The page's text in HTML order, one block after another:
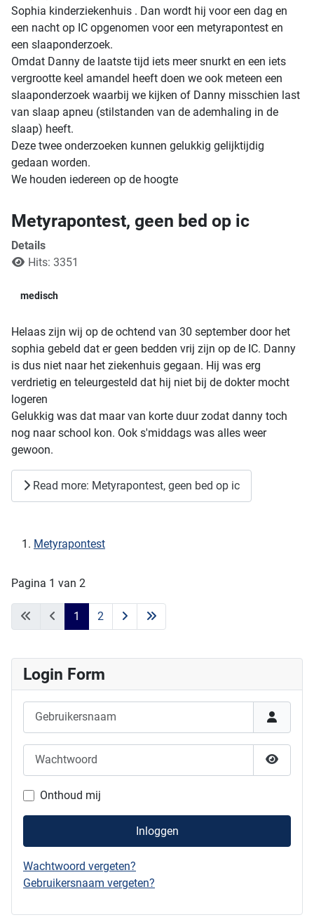
Sophia kinderziekenhuis . Dan wordt hij voor een dag en
een nacht op IC opgenomen voor een metyrapontest en
een slaaponderzoek.
Omdat Danny de laatste tijd iets meer snurkt en een iets
vergrootte keel amandel heeft doen we ook meteen een
slaaponderzoek waarbij we kijken of Danny misschien last
van slaap apneu (stilstanden van de ademhaling in de
slaap) heeft.
Deze twee onderzoeken kunnen gelukkig gelijktijdig
gedaan worden.
We houden iedereen op de hoogte
Metyrapontest, geen bed op ic
Details
Hits: 3351
medisch
Helaas zijn wij op de ochtend van 30 september door het
sophia gebeld dat er geen bedden vrij zijn op de IC. Danny
is dus niet naar het ziekenhuis gegaan. Hij was erg
verdrietig en teleurgesteld dat hij niet bij de dokter mocht
logeren
Gelukkig was dat maar van korte duur zodat danny toch
nog naar school kon. Ook s'middags was alles weer
gewoon.
Read more: Metyrapontest, geen bed op ic
Metyrapontest
Pagina 1 van 2
1 2
Login Form
Show
Onthoud mij
Inloggen
Wachtwoord vergeten?
Gebruikersnaam vergeten?